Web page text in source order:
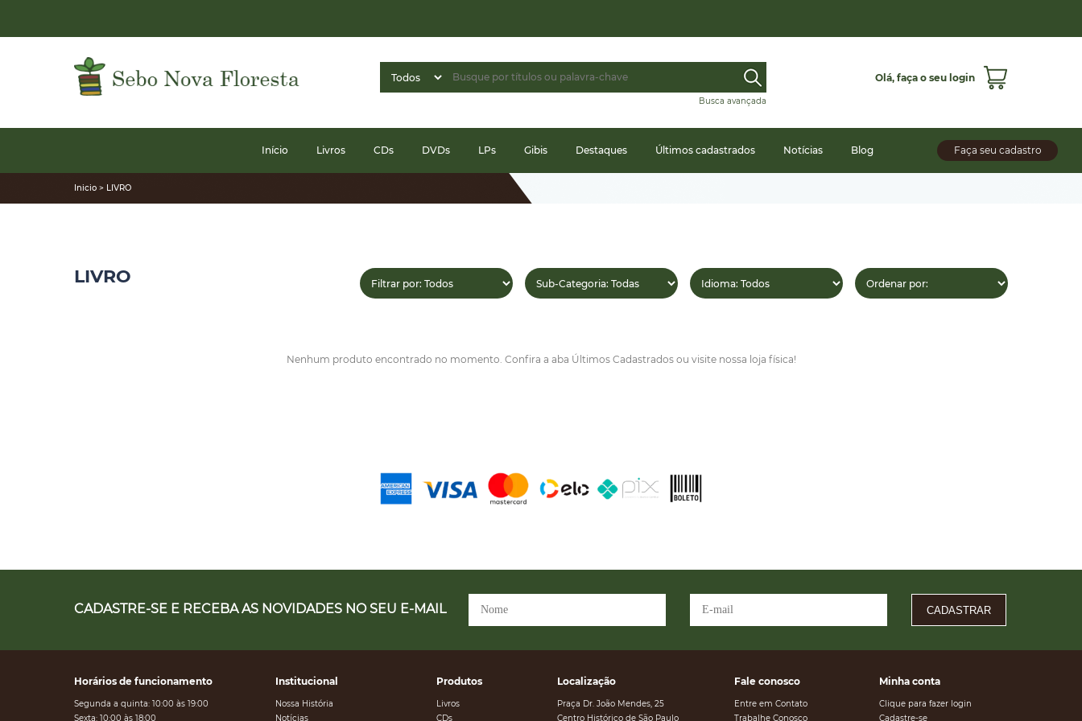
Busca avançada
Olá, faça o seu login
Faça seu cadastro
Início Livros CDs DVDs LPs Gibis Destaques Últimos cadastrados Notícias Blog
Inicio > LIVRO
LIVRO
Nenhum produto encontrado no momento. Confira a aba Últimos Cadastrados ou visite nossa loja física!
CADASTRE-SE E RECEBA AS NOVIDADES NO SEU E-MAIL CADASTRAR
Horários de funcionamento
Segunda a quinta: 10:00 às 19:00
Sexta: 10:00 às 18:00
Institucional
Nossa História
Notícias
Produtos
Livros
CDs
Localização
Praça Dr. João Mendes, 25
Centro Histórico de São Paulo
Fale conosco
Entre em Contato
Trabalhe Conosco
Minha conta
Clique para fazer login
Cadastre-se